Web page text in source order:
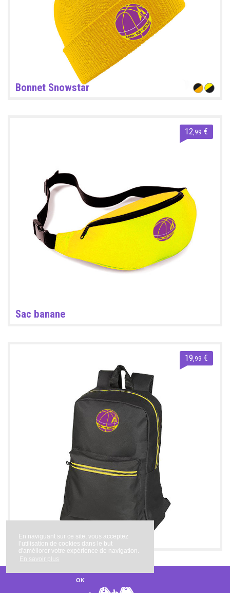
En naviguant sur ce site, vous acceptez
l’utilisation de cookies dans le but
d'améliorer votre expérience de navigation.
En savoir plus
OK
Bonnet Snowstar
12 ,99 €
Sac banane
19 ,99 €
Sac à Dos 24L